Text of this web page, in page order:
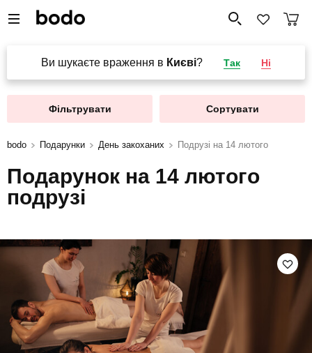
Ви шукаєте враження в Києві? Так Ні
Фільтрувати Сортувати
bodo Подарунки День закоханих Подрузі на 14 лютого
Подарунок на 14 лютого
подрузі